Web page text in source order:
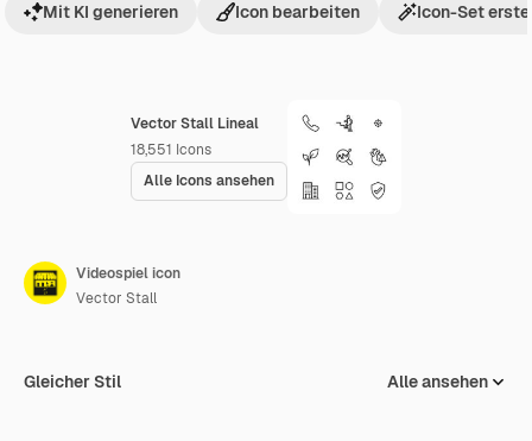
Vector Stall Lineal
18,551 Icons
Alle Icons ansehen
Mit KI generieren Icon bearbeiten Icon-Set
Videospiel icon
Vector Stall
Gleicher Stil Alle ansehen